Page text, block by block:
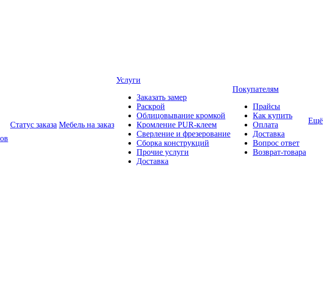
Статус заказа Мебель на заказ
Услуги
Заказать замер
Раскрой
Облицовывание кромкой
Кромление PUR-клеем
Сверление и фрезерование
Сборка конструкций
Прочие услуги
Доставка
Покупателям
Прайсы
Как купить
Оплата
Доставка
Вопрос ответ
Возврат-товара
Ещё